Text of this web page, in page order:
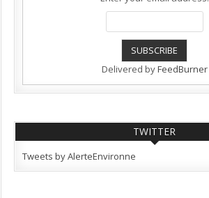
Delivered byFeedBurner
TWITTER
Tweets by AlerteEnvironne